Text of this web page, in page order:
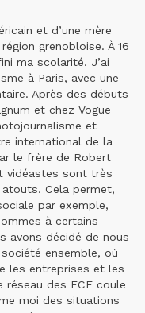
et d’une mère
grenobloise. À 16
ma scolarité. J’ai
à Paris, avec une
Après des débuts
et chez Vogue
et
international de la
le frère de Robert
vidéastes sont très
Cela permet,
par exemple,
à certains
avons décidé de nous
ensemble, où
les entreprises et les
des FCE coule
moi des situations